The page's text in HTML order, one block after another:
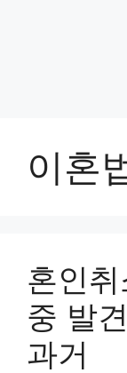
이혼
혼인
중 발
과거